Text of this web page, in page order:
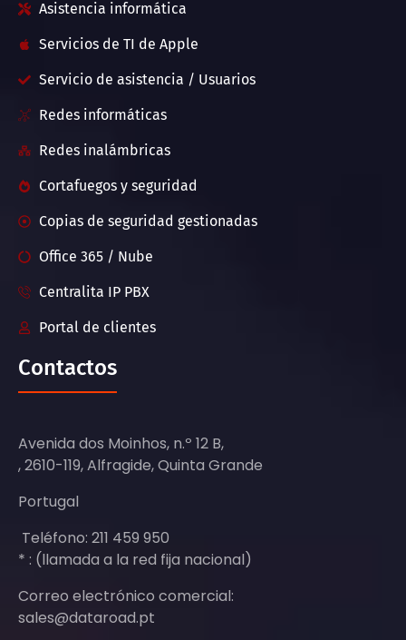
Asistencia informática
Servicios de TI de Apple
Servicio de asistencia / Usuarios
Redes informáticas
Redes inalámbricas
Cortafuegos y seguridad
Copias de seguridad gestionadas
Office 365 / Nube
Centralita IP PBX
Portal de clientes
Contactos
Avenida dos Moinhos, n.º 12 B,
, 2610-119, Alfragide, Quinta Grande
Portugal
Teléfono: 211 459 950
* : (llamada a la red fija nacional)
Correo electrónico comercial:
sales@dataroad.pt